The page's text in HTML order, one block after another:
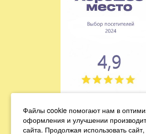
Подтверждена классификация
Файлы cookie помогают нам в
оформления и улучшении
сайта. Продолжая использовать